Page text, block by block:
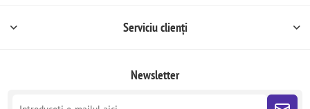
Serviciu clienți
Newsletter